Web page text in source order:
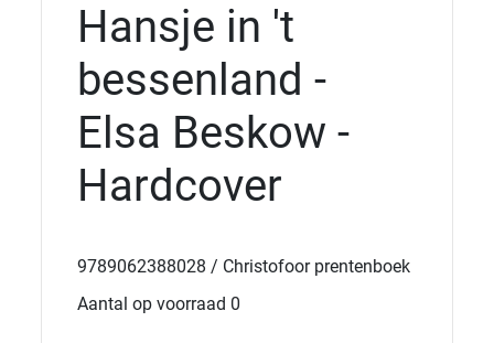
Hansje in 't
bessenland -
Elsa Beskow -
Hardcover
9789062388028 / Christofoor prentenboek
Aantal op voorraad 0